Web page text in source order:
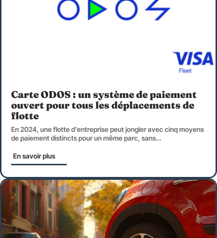
Carte ODOS : un système de paiement
ouvert pour tous les déplacements de
flotte
En 2024, une flotte d'entreprise peut jongler avec cinq moyens
de paiement distincts pour un même parc, sans…
En savoir plus